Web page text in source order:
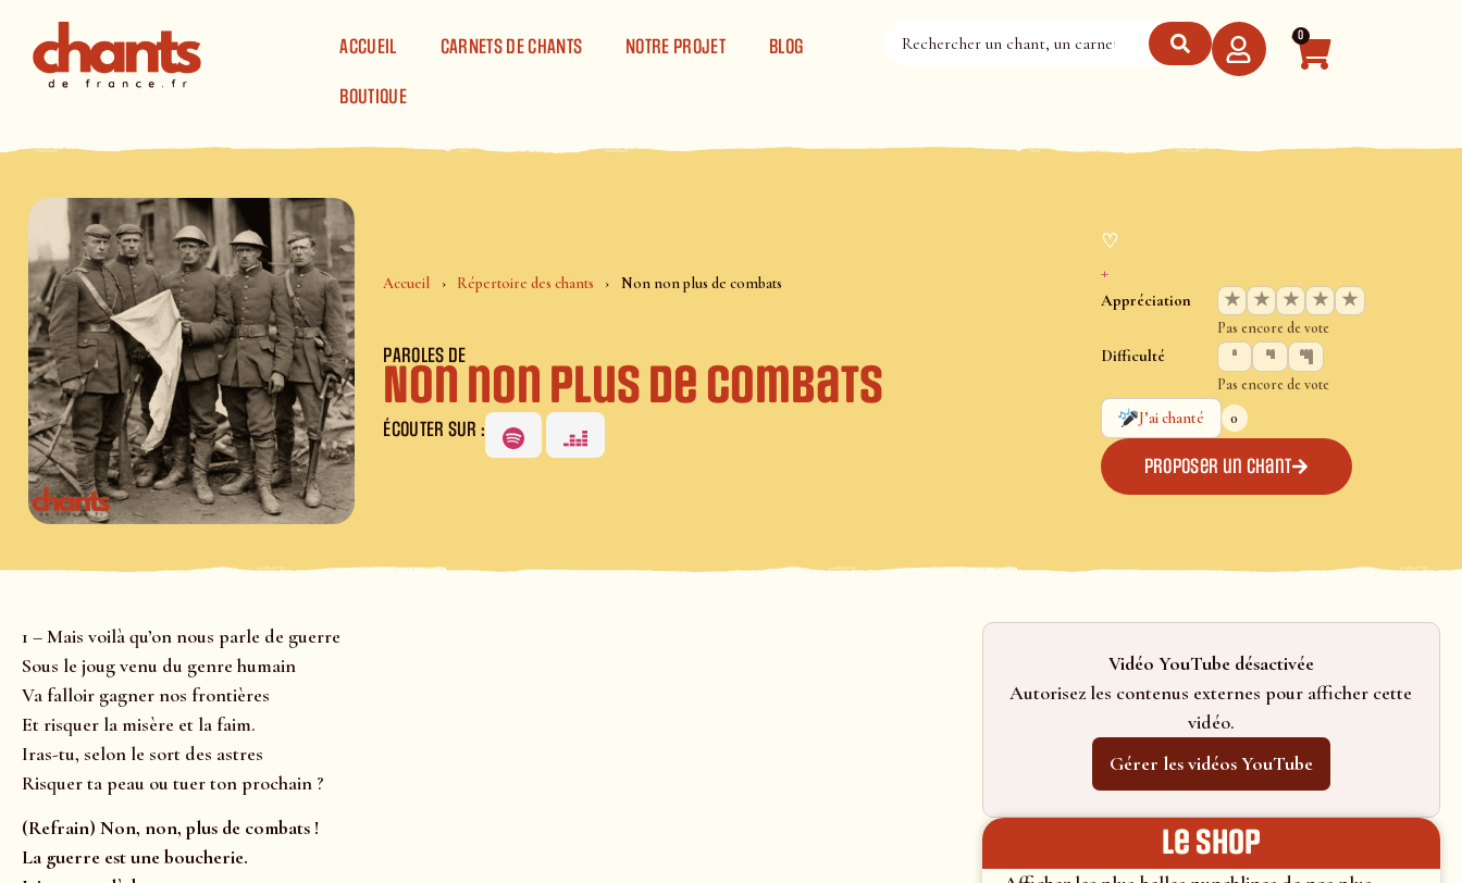
ACCUEIL
CARNETS DE CHANTS NOTRE PROJET BLOG
BOUTIQUE
0
Accueil Répertoire des chants Non non plus de combats
PAROLES DE
Non non plus de combats
ÉCOUTER SUR :
♡
+
Appréciation ★ ★ ★ ★ ★
Pas encore de vote
Difficulté
Pas encore de vote
J’ai chanté
0
Proposer un chant
1 – Mais voilà qu’on nous parle de guerre
Sous le joug venu du genre humain
Va falloir gagner nos frontières
Et risquer la misère et la faim.
Iras-tu, selon le sort des astres
Risquer ta peau ou tuer ton prochain ?
(Refrain) Non, non, plus de combats !
La guerre est une boucherie.
Vidéo YouTube désactivée
Autorisez les contenus externes pour afficher cette
vidéo.
Gérer les vidéos YouTube
le shop